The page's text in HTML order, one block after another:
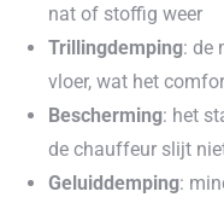
nat of stoffig weer
Trillingdemping: de
vloer, wat het
Bescherming: het
de chauffeur slijt
Geluiddemping: